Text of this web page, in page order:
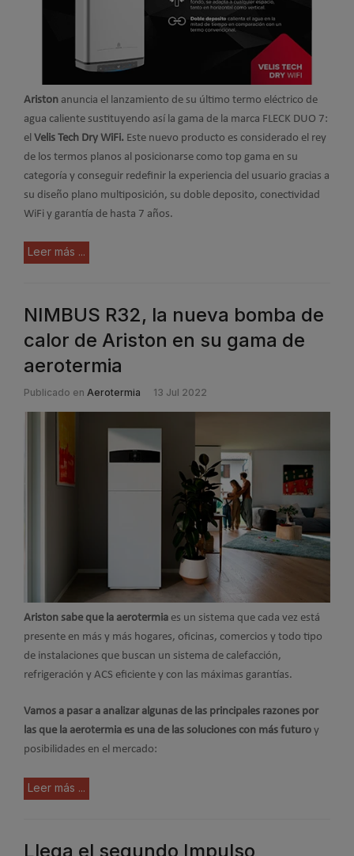
Ariston anuncia el lanzamiento de su último termo eléctrico de
agua caliente sustituyendo así la gama de la marca FLECK DUO 7:
el Velis Tech Dry WiFi. Este nuevo producto es considerado el rey
de los termos planos al posicionarse como top gama en su
categoría y conseguir redefinir la experiencia del usuario gracias a
su diseño plano multiposición, su doble deposito, conectividad
WiFi y garantía de hasta 7 años.
Leer más ...
NIMBUS R32, la nueva bomba de
calor de Ariston en su gama de
aerotermia
Publicado en Aerotermia 13 Jul 2022
Ariston sabe que la aerotermia es un sistema que cada vez está
presente en más y más hogares, oficinas, comercios y todo tipo
de instalaciones que buscan un sistema de calefacción,
refrigeración y ACS eficiente y con las máximas garantías.
Vamos a pasar a analizar algunas de las principales razones por
las que la aerotermia es una de las soluciones con más futuro y
posibilidades en el mercado:
Leer más ...
Llega el segundo Impulso